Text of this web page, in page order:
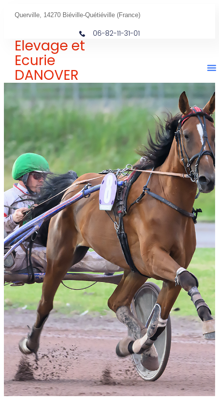
Querville, 14270 Biéville-Quétiéville (France)
06-82-11-31-01
Elevage et
Ecurie
DANOVER